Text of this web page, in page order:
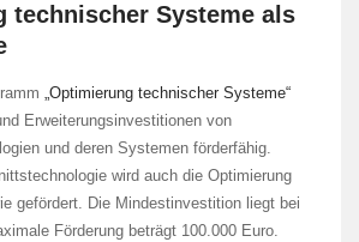
technischer Systeme als
„Optimierung technischer Systeme“
Erweiterungsinvestitionen von
und deren Systemen förderfähig.
wird auch die Optimierung
gefördert. Die Mindestinvestition liegt bei
Förderung beträgt 100.000 Euro.